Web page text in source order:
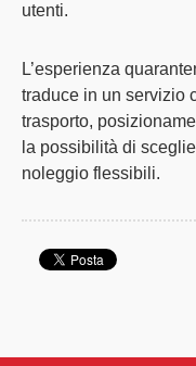
utenti.
L’esperienza
traduce in un servizio
trasporto,
la possibilità di
noleggio flessibili.